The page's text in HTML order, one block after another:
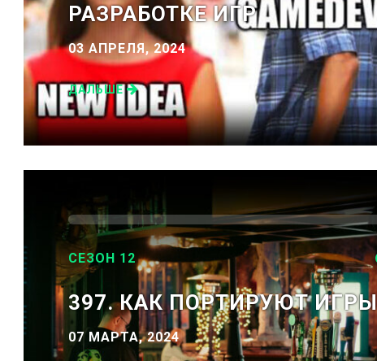
РАЗРАБОТКЕ ИГР
03 АПРЕЛЯ, 2024
ДАЛЬШЕ
СЕЗОН 12
397. КАК ПОРТИРУЮТ ИГРЫ
07 МАРТА, 2024